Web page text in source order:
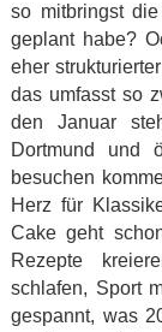
so mitbringst
geplant habe?
eher
das umfasst so
den Januar
Dortmund und
besuchen
Herz für
Cake geht
Rezepte
schlafen, Sport
gespannt, was